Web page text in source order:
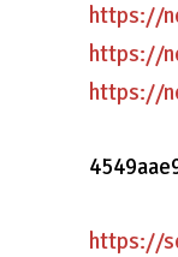
https://
https://
https://
https://